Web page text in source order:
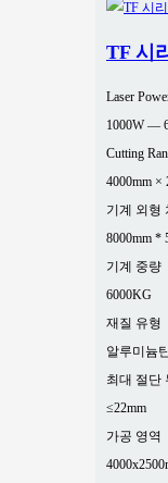
TF 시
Laser
1000W —
Cutting
4000mm ×
기계 외형
8000mm *
기계 중량
6000KG
재질 유형
알루미늄
최대 절단
≤22mm
가공 영역